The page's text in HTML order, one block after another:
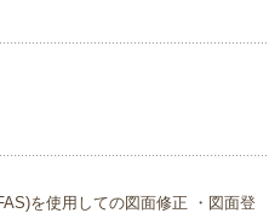
を使用しての図面修正 ・図面登